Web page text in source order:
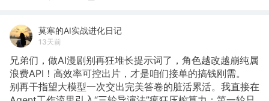
莫寒的AI实战进化日记
13天前
​兄弟们，做AI漫剧别再狂堆长提示词了，角色越改越崩纯属
浪费API！高效率可控出片，才是咱们接单的搞钱刚需。
​别再干指望大模型一次交出完美答卷的脏活累活。我直接在